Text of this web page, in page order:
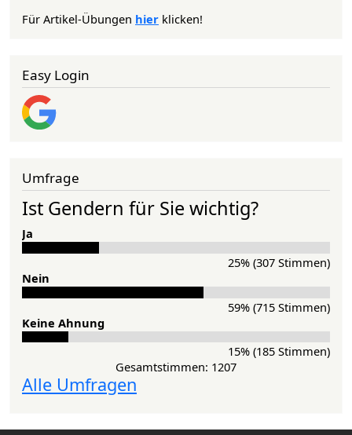
Für Artikel-Übungen hier klicken!
Easy Login
Umfrage
Ist Gendern für Sie wichtig?
Ja
25% (307 Stimmen)
Nein
59% (715 Stimmen)
Keine Ahnung
15% (185 Stimmen)
Gesamtstimmen: 1207
Alle Umfragen